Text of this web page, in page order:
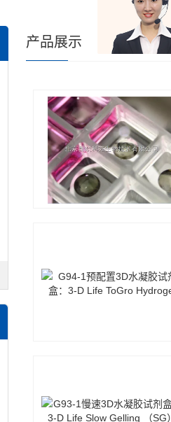
产品展示